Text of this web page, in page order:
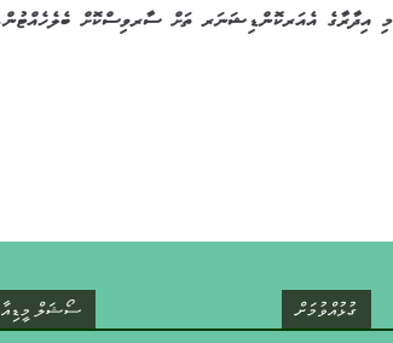
މި އިދާރާގެ އެއަރކޮންޑިޝަނަރ ތަށް ސާރވިސްކޮށް ބެލެހެއްޓުން
ސޯޝަލް މީޑިއާ ގުޅުއްވުމަށް